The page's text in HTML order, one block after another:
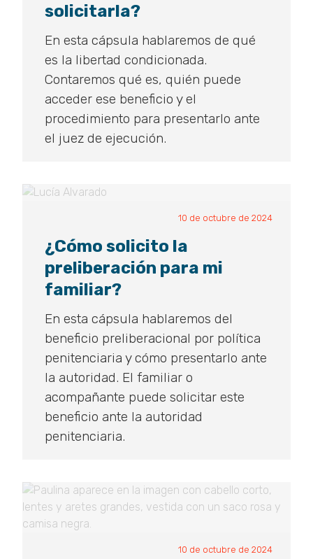
solicitarla?
En esta cápsula hablaremos de qué
es la libertad condicionada.
Contaremos qué es, quién puede
acceder ese beneficio y el
procedimiento para presentarlo ante
el juez de ejecución.
10 de octubre de 2024
¿Cómo solicito la
preliberación para mi
familiar?
En esta cápsula hablaremos del
beneficio preliberacional por política
penitenciaria y cómo presentarlo ante
la autoridad. El familiar o
acompañante puede solicitar este
beneficio ante la autoridad
penitenciaria.
10 de octubre de 2024